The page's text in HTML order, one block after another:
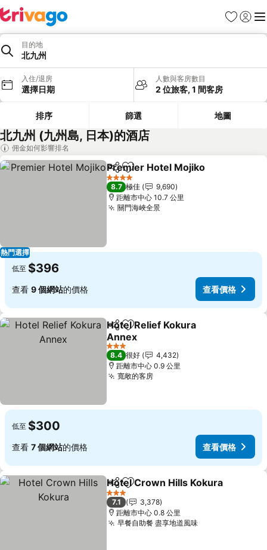
收藏夾
登入 選
目的地
北九州
入住/退房
選擇日期
人數與客房數目
2 位旅客, 1 間客房
排序 篩選 地圖
北九州 (九州島, 日本)的酒店
佣金如何影響排名
熱門選擇
分享 放到收藏夾
Premier Hotel Mojiko
4 星級
8.7 極佳
9,690
距離市中心 10.7 公里
關門海峽全景
低至 $396
查看 9 個網站的價格 查看價格
分享 放到收藏夾
Hotel Relief Kokura
Annex
3 星級
8.4 很好
4,432
距離市中心 0.9 公里
寬敞的客房
低至 $300
查看 7 個網站的價格 查看價格
分享 放到收藏夾
Hotel Crown Hills Kokura
3 星級
7.1
3,378
距離市中心 0.8 公里
早餐自助餐 盡享地道風味